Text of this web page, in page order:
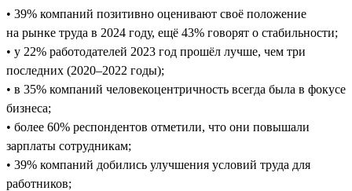
• 39% компаний позитивно оценивают своё положение
на рынке труда в 2024 году, ещё 43% говорят о стабильности;
• у 22% работодателей 2023 год прошёл лучше, чем три
последних (2020–2022 годы);
• в 35% компаний человекоцентричность всегда была в фокусе
бизнеса;
• более 60% респондентов отметили, что они повышали
зарплаты сотрудникам;
• 39% компаний добились улучшения условий труда для
работников;